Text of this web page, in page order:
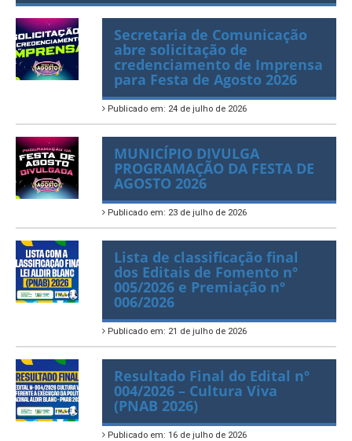
ÚLTIMAS NOTÍCIAS
Secretaria de Comunicação
abre solicitação de
credenciamento de Imprensa
para Festa de Agosto 2026
MUNICÍPIO DIVULGA
PROGRAMAÇÃO DA FESTA DE
AGOSTO 2026
Lista de classificação final
dos Editais de Fomento nº
005/2026 e Premiação nº
006/2026
Resultado Final do Edital nº
004/2026 – Cultura Viva
(PNAB 2026)